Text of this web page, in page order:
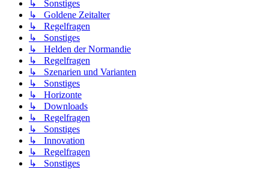
↳ Sonstiges
↳ Goldene Zeitalter
↳ Regelfragen
↳ Sonstiges
↳ Helden der Normandie
↳ Regelfragen
↳ Szenarien und Varianten
↳ Sonstiges
↳ Horizonte
↳ Downloads
↳ Regelfragen
↳ Sonstiges
↳ Innovation
↳ Regelfragen
↳ Sonstiges